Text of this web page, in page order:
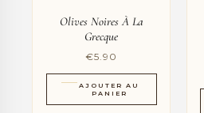
Olives Noires À La
Grecque
€5.90
AJOUTER AU
PANIER